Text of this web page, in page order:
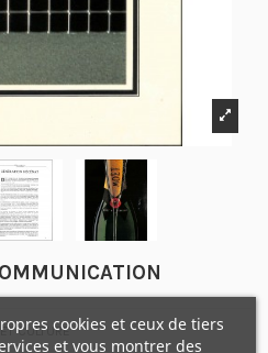
CULTUREcookies et ceux de tiers
et vous montrer des